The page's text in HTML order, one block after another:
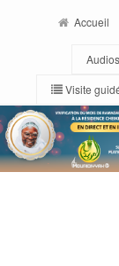
Accueil
Audios
Visite